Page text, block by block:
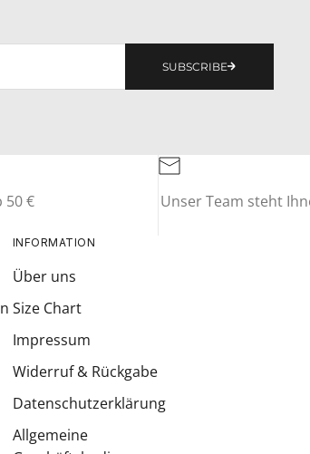
SUBSCRIBE
50 €
Unser Team steht
INFORMATION
Über uns
Size Chart
Impressum
Widerruf & Rückgabe
Datenschutzerklärung
Allgemeine